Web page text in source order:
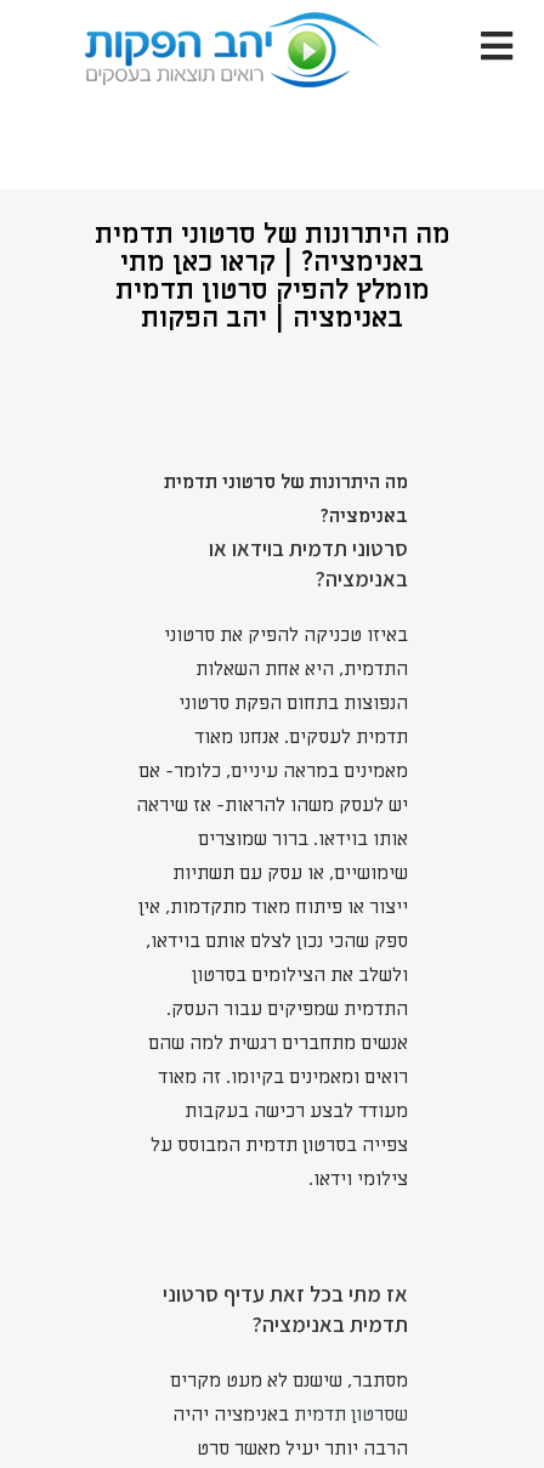
מה היתרונות של סרטוני תדמית
באנימציה? | קראו כאן מתי
מומלץ להפיק סרטון תדמית
באנימציה | יהב הפקות
מה היתרונות של סרטוני תדמית
באנימציה?
סרטוני תדמית בוידאו או
באנימציה?
באיזו טכניקה להפיק את סרטוני
התדמית, היא אחת השאלות
הנפוצות בתחום הפקת סרטוני
תדמית לעסקים. אנחנו מאוד
מאמינים במראה עיניים, כלומר- אם
יש לעסק משהו להראות- אז שיראה
אותו בוידאו. ברור שמוצרים
שימושיים, או עסק עם תשתיות
ייצור או פיתוח מאוד מתקדמות, אין
ספק שהכי נכון לצלם אותם בוידאו,
ולשלב את הצילומים בסרטון
התדמית שמפיקים עבור העסק.
אנשים מתחברים רגשית למה שהם
רואים ומאמינים בקיומו. זה מאוד
מעודד לבצע רכישה בעקבות
צפייה בסרטון תדמית המבוסס על
צילומי וידאו.
אז מתי בכל זאת עדיף סרטוני
תדמית באנימציה?
מסתבר, שישנם לא מעט מקרים
שסרטון תדמית באנימציה יהיה
הרבה יותר יעיל מאשר סרט